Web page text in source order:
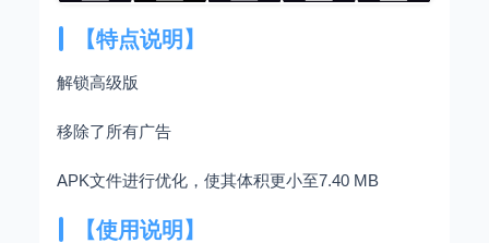
【特点说明】
解锁高级版
移除了所有广告
APK文件进行优化，使其体积更小至7.40 MB
【使用说明】